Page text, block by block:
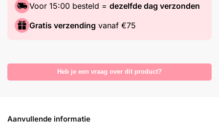
Voor 15:00 besteld = dezelfde dag verzonden
Gratis verzending vanaf €75
Heb je een vraag over dit product?
Aanvullende informatie